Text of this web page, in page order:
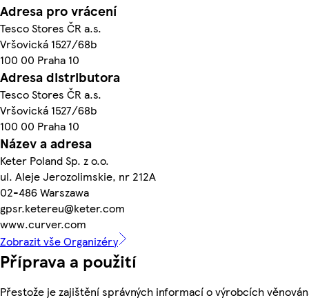
Adresa pro vrácení
Tesco Stores ČR a.s.
Vršovická 1527/68b
100 00 Praha 10
Adresa distributora
Tesco Stores ČR a.s.
Vršovická 1527/68b
100 00 Praha 10
Název a adresa
Keter Poland Sp. z o.o.
ul. Aleje Jerozolimskie, nr 212A
02-486 Warszawa
gpsr.ketereu@keter.com
www.curver.com
Zobrazit vše Organizéry
Příprava a použití
Přestože je zajištění správných informací o výrobcích